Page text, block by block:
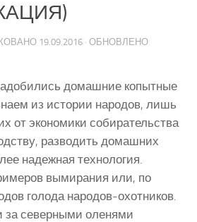
19.09.2016 · ОБНОВЛЕНО
домашние копытные
из истории народов, лишь
от экономики собирательства
разводить домашних
надежная технология.
вымирания или, по
голода народов-охотников.
за северными оленями